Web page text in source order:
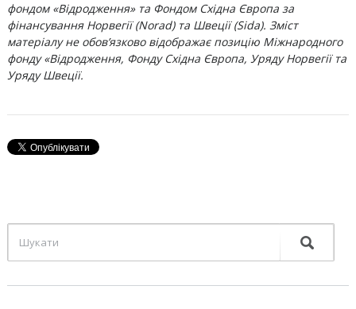
фондом «Відродження» та Фондом Східна Європа за
фінансування Норвегії (Norad) та Швеції (Sida). Зміст
матеріалу не обов’язково відображає позицію Міжнародного
фонду «Відродження, Фонду Східна Європа, Уряду Норвегії та
Уряду Швеції.